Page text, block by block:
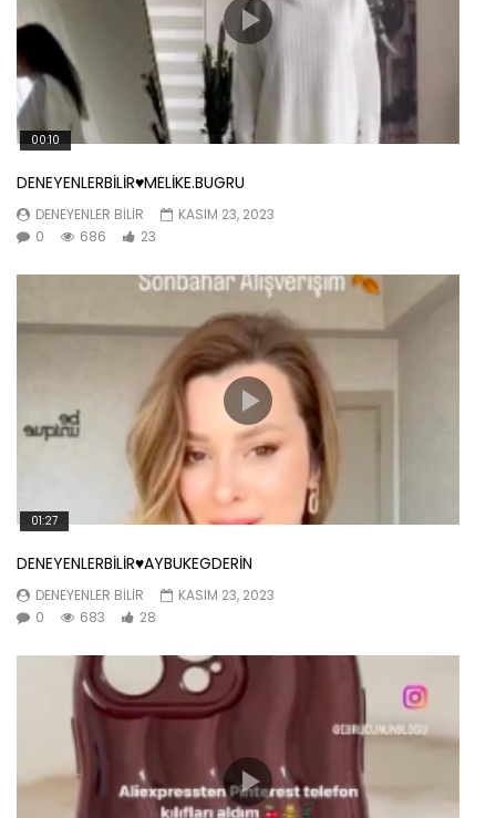
00:10
DENEYENLERBİLİR♥️MELİKE.BUGRU
DENEYENLER BILIR
KASIM 23, 2023
0
686 23
01:27
DENEYENLERBİLİR♥️AYBUKEGDERİN
DENEYENLER BILIR
KASIM 23, 2023
0
683 28